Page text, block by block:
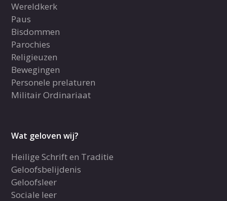
Wereldkerk
Paus
Bisdommen
Parochies
Religieuzen
Bewegingen
Personele prelaturen
Militair Ordinariaat
Wat geloven wij?
Heilige Schrift en Traditie
Geloofsbelijdenis
Geloofsleer
Sociale leer